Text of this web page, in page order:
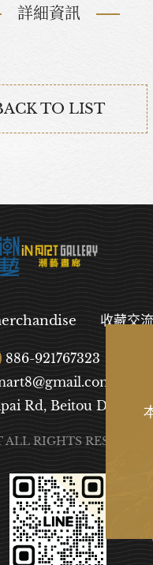
詳細資訊
TO LIST
收藏交流
886-921767323
Rd, Beitou District,
RIGHTS RESERVED.